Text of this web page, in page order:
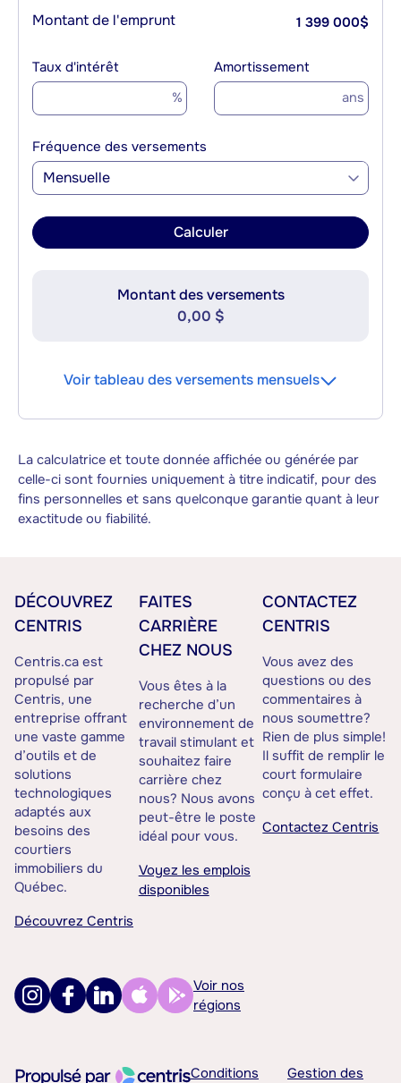
Montant de l'emprunt 1 399 000$
Taux d'intérêt
%
Amortissement
ans
Fréquence des versements
Mensuelle
Calculer
Montant des versements
0,00 $
Voir tableau des versements mensuels
La calculatrice et toute donnée affichée ou générée par
celle-ci sont fournies uniquement à titre indicatif, pour des
fins personnelles et sans quelconque garantie quant à leur
exactitude ou fiabilité.
DÉCOUVREZ
CENTRIS
Centris.ca est
propulsé par
Centris, une
entreprise offrant
une vaste gamme
d’outils et de
solutions
technologiques
adaptés aux
besoins des
courtiers
immobiliers du
Québec.
Découvrez Centris
FAITES
CARRIÈRE
CHEZ NOUS
Vous êtes à la
recherche d’un
environnement de
travail stimulant et
souhaitez faire
carrière chez
nous? Nous avons
peut-être le poste
idéal pour vous.
Voyez les emplois
disponibles
CONTACTEZ
CENTRIS
Vous avez des
questions ou des
commentaires à
nous soumettre?
Rien de plus simple!
Il suffit de remplir le
court formulaire
conçu à cet effet.
Contactez Centris
Voir nos
régions
Conditions Gestion des